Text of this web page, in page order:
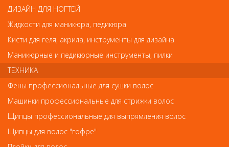
Имя
Код
Обратите внимание
ДИЗАЙН ДЛЯ НОГТЕЙ
Жидкости для маникюра, педикюра
Кисти для геля, акрила, инструменты для дизайна
Маникюрные и педикюрные инструменты, пилки
ТЕХНИКА
Фены профессиональные для сушки волос
Машинки профессиональные для стрижки волос
Щипцы профессиональные для выпрямления волос
Щипцы для волос "гофре"